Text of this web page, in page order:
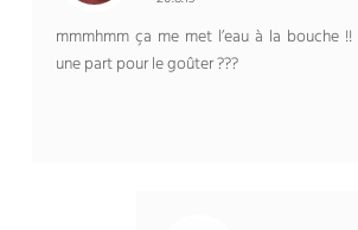
mmmhmm ça me met l’eau à la bouche
une part pour le goûter ???